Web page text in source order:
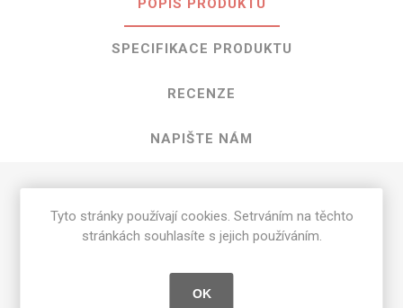
POPIS PRODUKTU
SPECIFIKACE PRODUKTU
RECENZE
NAPIŠTE NÁM
1300 mm
uvedeny v tabulce
Tyto stránky používají cookies. Setrváním na těchto
stránkách souhlasíte s jejich používáním.
OK